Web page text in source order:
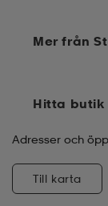
Mer från
Hitta butik
Adresser och
Till karta